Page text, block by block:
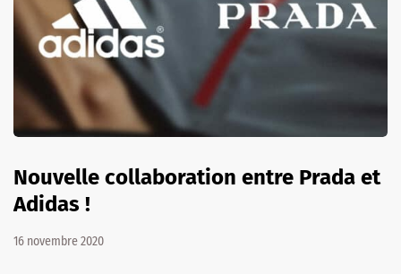
Nouvelle collaboration entre Prada et
Adidas !
16 novembre 2020